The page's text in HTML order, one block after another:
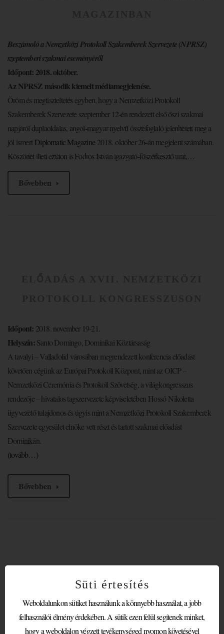
Beszámoló a Nemzetközi Protokoll Szakemberek Szervezete (NPRSZ)
szeptemberi szakmai eseményéről
Időpont: 2018. október.
Az NPRSZ második kiemelt médiamegjelenése.
Öröm és megtiszteltetés egyben, hogy a Nemzetközi Protokoll
Szakemberek Szervezete szeptember 12-én rendezett első őszi szakmai
napjáról duplaoldalas, angol-magyar nyelvű összefoglaló jelenhetett meg a
jól ismert Diplomatic Magazine 2018. október 26-án megjelent számában.
Köszönet illeti ezúton is Fodros István igazgató-főszerkesztő urat,…
Bővebben
Időpont: 2018. november 19-21.
Helyszín:Santo Domingo, Dominikai Köztársaság
A tavalyi – Valladolid városában megrendezett konferencia előadást
követően cégünk az Európai Protokoll Központ, mint az OICP –
Nemzetközi Ceremónia és Protokoll Szövetség, a világkongresszus
rendezője – hivatalos tagszervezete képviseletében Hossó Nikoletta
ügyvezető tulajdonos és úgyis mint a Nemzetközi Protokoll Szakemberek
Szervezete egyesület elnöke vett részt és tartott szakmai előadást
Dominikán.
(tovább…)
Bővebben
VIP PROTOKOLL A BIRKÓZÓ
VILÁGBAJNOKSÁGON
Időpont:2018. október 19-28.
Süti értesítés
Weboldalunkon sütiket használunk a könnyebb használat, a jobb
felhasználói élmény érdekében. A sütik ezen felül segítenek minket,
hogy a weboldalon végzett tevékenységed nyomon követésével